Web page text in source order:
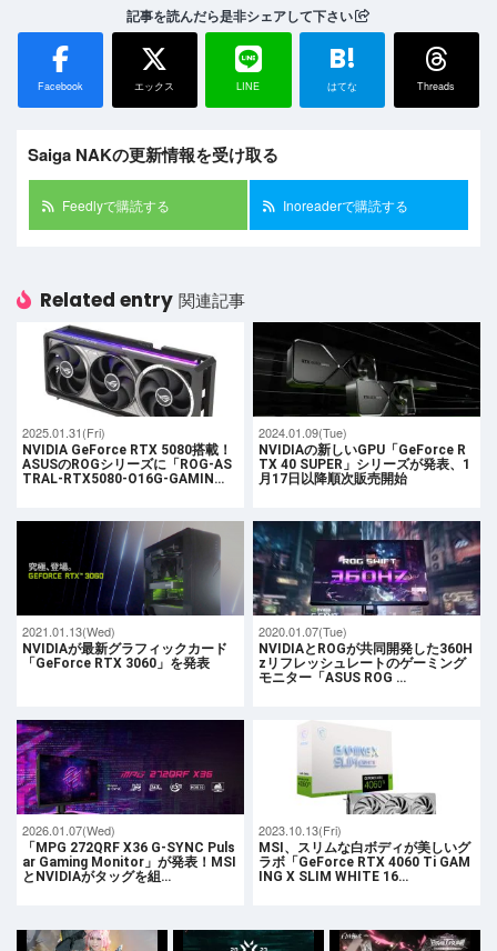
記事を読んだら是非シェアして下さい
Facebook エックス LINE
B!
はてな Threads
Saiga NAKの更新情報を受け取る
Feedlyで購読する Inoreaderで購読する
Related entry 関連記事
2025.01.31(Fri)
NVIDIA GeForce RTX 5080搭載！
ASUSのROGシリーズに「ROG-AS
TRAL-RTX5080-O16G-GAMIN…
2024.01.09(Tue)
NVIDIAの新しいGPU「GeForce R
TX 40 SUPER」シリーズが発表、1
月17日以降順次販売開始
2021.01.13(Wed)
NVIDIAが最新グラフィックカード
「GeForce RTX 3060」を発表
2020.01.07(Tue)
NVIDIAとROGが共同開発した360H
zリフレッシュレートのゲーミング
モニター「ASUS ROG …
2026.01.07(Wed)
「MPG 272QRF X36 G-SYNC Puls
ar Gaming Monitor」が発表！MSI
とNVIDIAがタッグを組…
2023.10.13(Fri)
MSI、スリムな白ボディが美しいグ
ラボ「GeForce RTX 4060 Ti GAM
ING X SLIM WHITE 16…